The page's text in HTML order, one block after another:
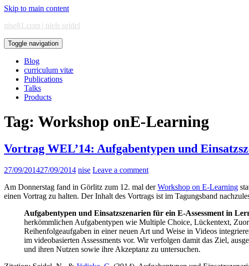
Skip to main content
nise81.com | niels seidel
Toggle navigation
Blog
curriculum vitæ
Publications
Talks
Products
Tag: Workshop onE-Learning
Vortrag WEL’14: Aufgabentypen und
27/09/201427/09/2014 nise Leave a comment
Am Donnerstag fand in Görlitz zum 12. mal derWorkshop on E-Learning
einen Vortrag zu halten. Der Inhalt des Vortrags ist im Tagungsband
Aufgabentypen und Einsatzszenarien für ein E-Assessment in
herkömmlichen Aufgabentypen wie Multiple Choice, Lückentext,
Reihenfolgeaufgaben in einer neuen Art und Weise in Videos
im videobasierten Assessments vor. Wir verfolgen damit das Ziel,
und ihren Nutzen sowie ihre Akzeptanz zu untersuchen.